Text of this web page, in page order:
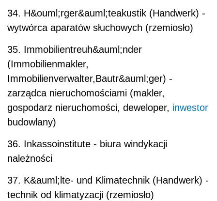
34. H&ouml;rger&auml;teakustik (Handwerk) -
wytwórca aparatów słuchowych (rzemiosło)
35. Immobilientreuh&auml;nder
(Immobilienmakler,
Immobilienverwalter,Bautr&auml;ger) -
zarządca nieruchomościami (makler,
gospodarz nieruchomości, deweloper, inwestor
budowlany)
36. Inkassoinstitute - biura windykacji
należności
37. K&auml;lte- und Klimatechnik (Handwerk) -
technik od klimatyzacji (rzemiosło)